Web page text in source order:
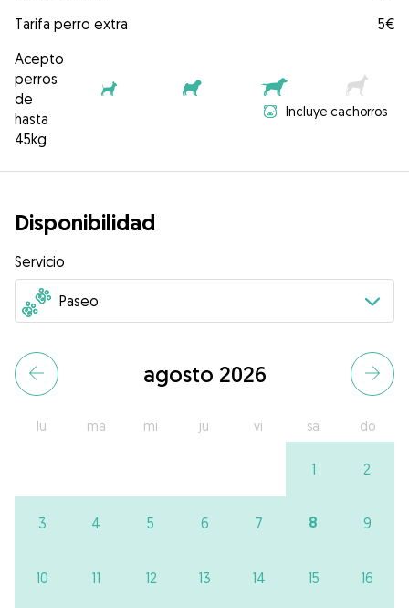
Tarifa perro extra
5€
Acepto
perros
de
hasta
45kg
Incluye cachorros
Disponibilidad
Servicio
agosto 2026
lu ma mi ju vi sa do
1 2
3 4 5 6 7 8 9
10 11 12 13 14 15 16